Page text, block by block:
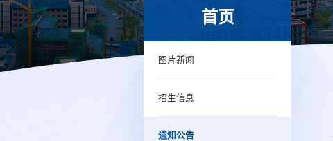
首页
图片新闻
招生信息
通知公告